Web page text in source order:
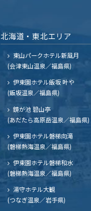
北海道・東北エリア
東山パークホテル新風月
(会津東山温泉／福島県)
伊東園ホテル飯坂 叶や
(飯坂温泉／福島県)
鏡が池 碧山亭
(あだたら高原岳温泉／福島県)
伊東園ホテル磐梯向滝
(磐梯熱海温泉／福島県)
伊東園ホテル磐梯和水
(磐梯熱海温泉／福島県)
湯守ホテル大観
(つなぎ温泉／岩手県)